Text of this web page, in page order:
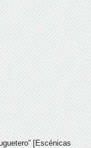
[Escénicas